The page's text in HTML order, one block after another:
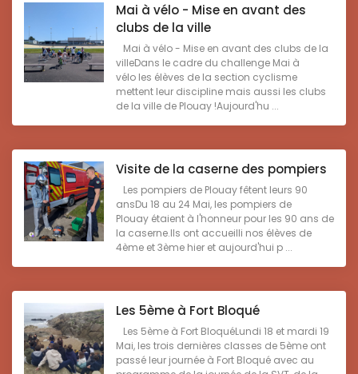
Mai à vélo - Mise en avant des
clubs de la ville
Mai à vélo - Mise en avant des clubs de la
villeDans le cadre du challenge Mai à
vélo les élèves de la section cyclisme
mettent leur discipline mais aussi les clubs
de la ville de Plouay !Aujourd'hu ...
Visite de la caserne des pompiers
Les pompiers de Plouay fêtent leurs 90
ansDu 18 au 24 Mai, les pompiers de
Plouay étaient à l'honneur pour les 90 ans de
la caserne.Ils ont accueilli nos élèves de
4ème et 3ème hier et aujourd'hui p ...
Les 5ème à Fort Bloqué
Les 5ème à Fort BloquéLundi 18 et mardi 19
Mai, les trois dernières classes de 5ème ont
passé leur journée à Fort Bloqué avec au